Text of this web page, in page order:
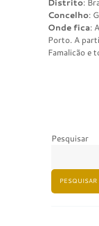
Distrito:
Concelho:
Onde fica:
Porto. A
Famalicão e
Pesquisar
PESQUISAR